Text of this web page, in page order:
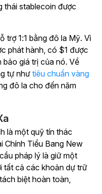
thái stablecoin được
trợ 1:1 bằng đô la Mỹ. Vì
phát hành, có $1 được
giá trị của nó. Về
tự nhưtiêu chuẩn vàng
đô la cho đến năm
là một quỹ tín thác
Chính Tiểu Bang New
pháp lý là giữ một
tất cả các khoản dự trữ
biệt hoàn toàn,